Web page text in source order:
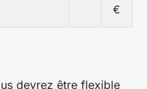
€
devrez être flexible